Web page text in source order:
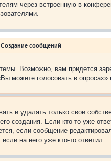
через встроенную в
Создание сообщений
Возможно, вам придется
можете голосовать в опросах»
и удалять только свои
создания. Если кто-то уже
если сообщение
на него уже кто-то ответил.